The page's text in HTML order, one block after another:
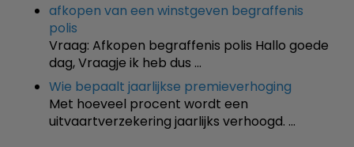
afkopen van een winstgeven begraffenis
polis
Vraag: Afkopen begraffenis polis Hallo goede
dag, Vraagje ik heb dus …
Wie bepaalt jaarlijkse premieverhoging
Met hoeveel procent wordt een
uitvaartverzekering jaarlijks verhoogd. …